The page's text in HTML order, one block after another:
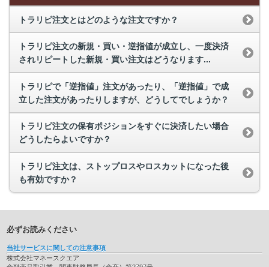
トラリピ注文とはどのような注文ですか？
トラリピ注文の新規・買い・逆指値が成立し、一度決済
されリピートした新規・買い注文はどうなります...
トラリピで「逆指値」注文があったり、「逆指値」で成
立した注文があったりしますが、どうしてでしょうか？
トラリピ注文の保有ポジションをすぐに決済したい場合
どうしたらよいですか？
トラリピ注文は、ストップロスやロスカットになった後
も有効ですか？
必ずお読みください
当社サービスに関しての注意事項
株式会社マネースクエア